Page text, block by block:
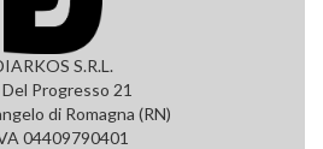
S.R.L.
Progresso 21
di Romagna (RN)
04409790401